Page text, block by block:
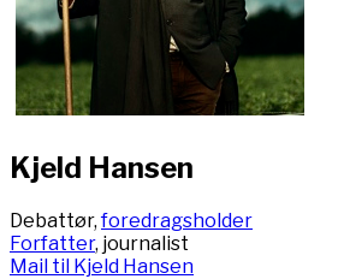
Kjeld Hansen
Debattør,foredragsholder
Forfatter, journalist
Mail til Kjeld Hansen